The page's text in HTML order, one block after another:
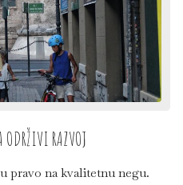
ODRŽIVI RAZVOJ
pravo na kvalitetnu negu.